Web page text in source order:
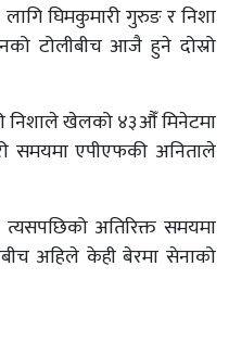
घिमकुमारी गुरुङ र निशा
टोलीबीच आजै हुने दोस्रो
निशाले खेलको ४३औँ मिनेटमा
समयमा एपीएफकी अनिताले
त्यसपछिको अतिरिक्त समयमा
अहिले केही बेरमा सेनाको